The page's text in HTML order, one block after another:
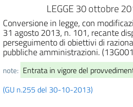
LEGGE 30 ottobre
Conversione in legge, con
31 agosto 2013, n. 101, recante
perseguimento di obiettivi di
pubbliche amministrazioni.
note: Entrata in vigore del
(GU n.255 del 30-10-2013)